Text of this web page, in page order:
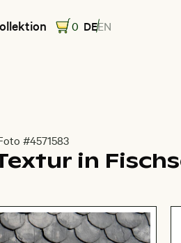
0 DEEN
#4571583
in